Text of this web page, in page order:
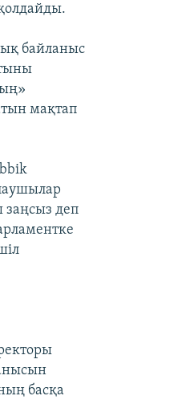
байланыс
мақтап
заңсыз деп
басқа